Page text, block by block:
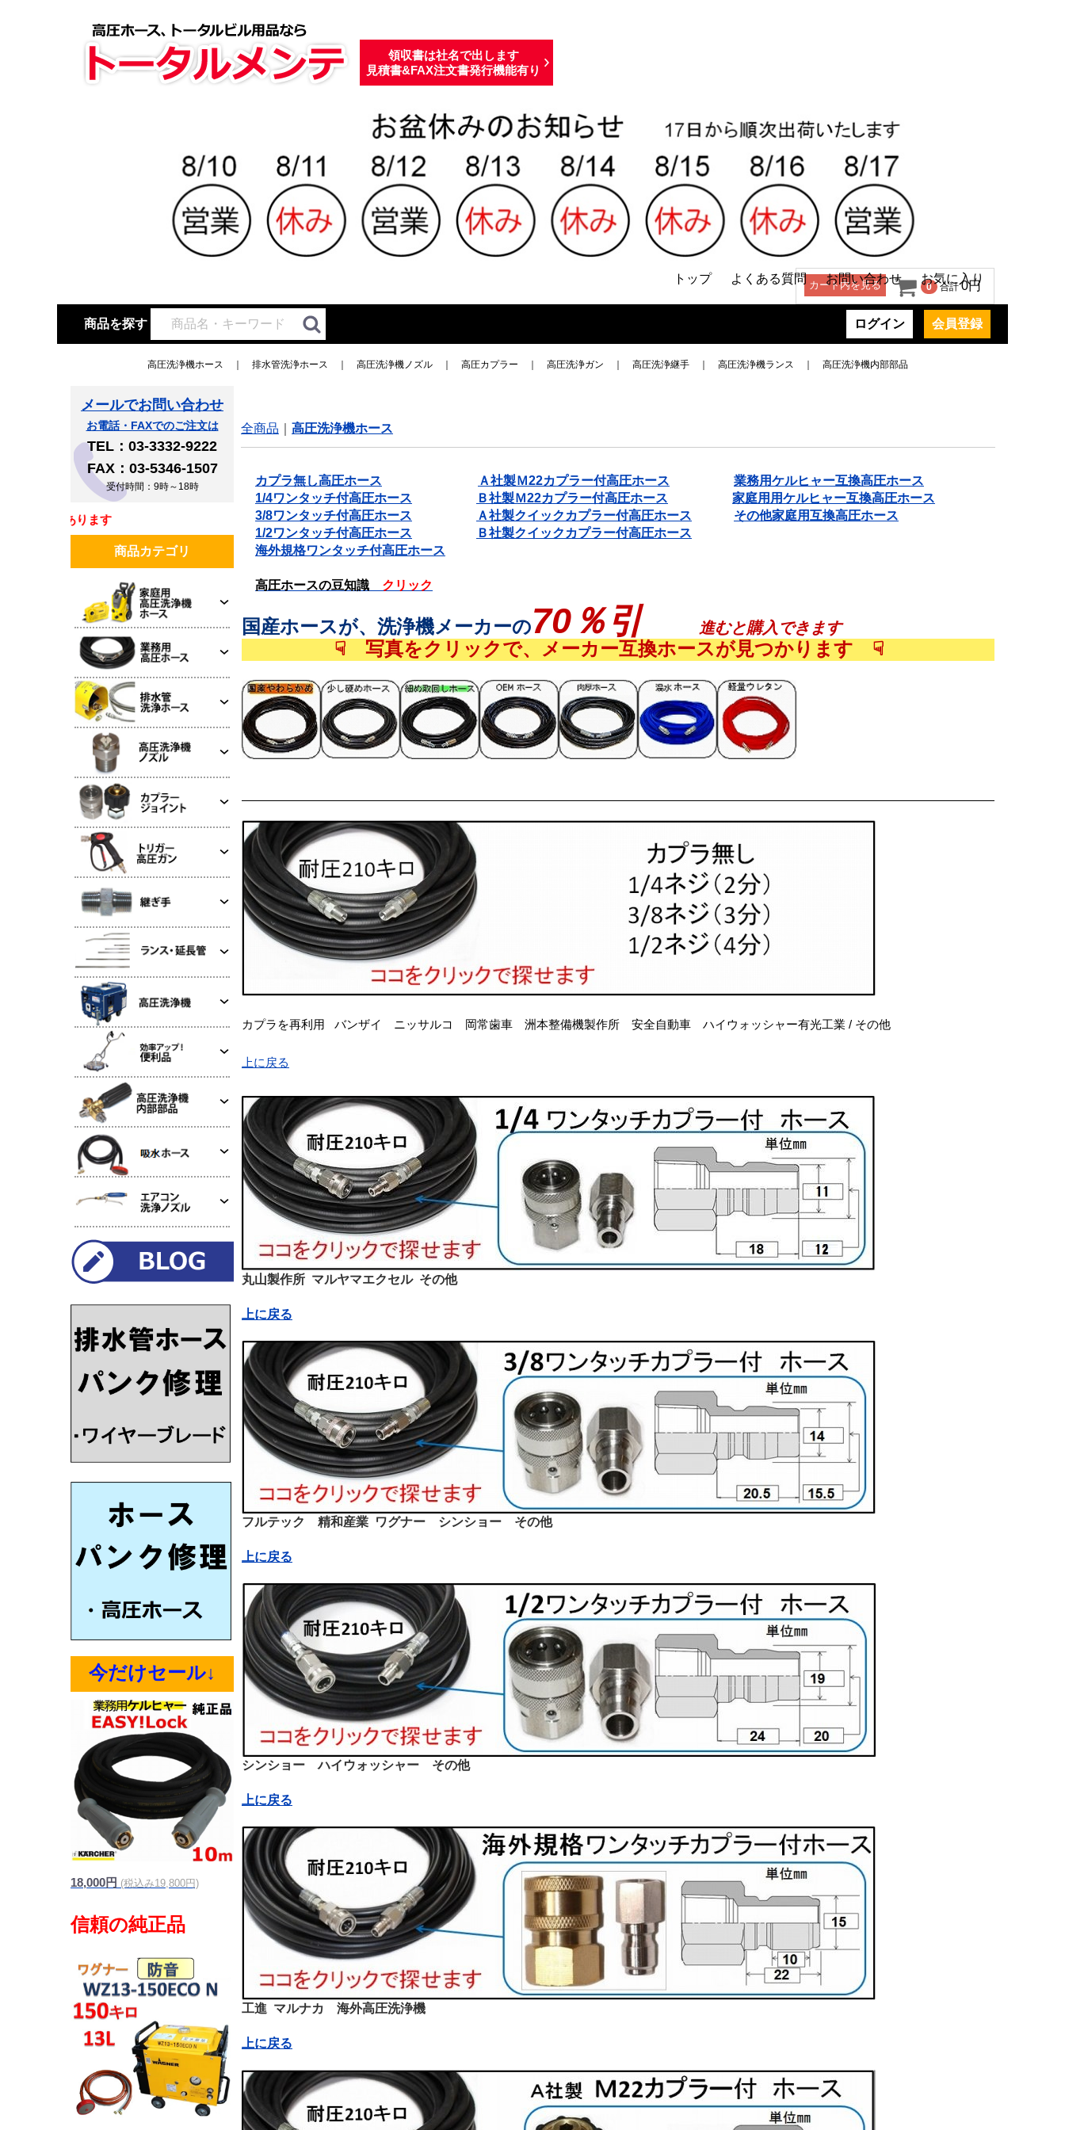
トップ よくある質問 お問い合わせ お気に入り
領収書は社名で出します
見積書&FAX注文書発行機能有り
ログイン 会員登録
カート内を見る 0 合計0円
商品を探す
高圧洗浄機ホース 排水管洗浄ホース 高圧洗浄機ノズル 高圧カプラー 高圧洗浄ガン 高圧洗浄継手 高圧洗浄機ランス 高圧洗浄機内部部品
全商品 高圧洗浄機ホース
カプラ無し高圧ホース Ａ社製Ｍ22カプラー付高圧ホース
業務用ケルヒャー互換高圧ホース
1/4ワンタッチ付高圧ホース Ｂ社製Ｍ22カプラー付高圧ホース
家庭用用ケルヒャー互換高圧ホース
3/8ワンタッチ付高圧ホース Ａ社製クイックカプラー付高圧ホース
その他家庭用互換高圧ホース
1/2ワンタッチ付高圧ホース
Ｂ社製クイックカプラー付高圧ホース
海外規格ワンタッチ付高圧ホース
高圧ホースの豆知識 クリック
国産ホースが、洗浄機メーカーの70％引 進むと購入できます
☟ 写真をクリックで、メーカー互換ホースが見つかります ☟
☟ 写真をクリックで、メーカー互換ホースが見つかります ☟
カプラを再利用 バンザイ ニッサルコ 岡常歯車 洲本整備機製作所 安全自動車 ハイウォッシャー有光工業 / その他
上に戻る
丸山製作所 マルヤマエクセル その他
上に戻る
フルテック 精和産業 ワグナー シンショー その他
上に戻る
シンショー ハイウォッシャー その他
上に戻る
工進 マルナカ 海外高圧洗浄機
上に戻る
メールでお問い合わせ
お電話・FAXでのご注文は
TEL：03-3332-9222
FAX：03-5346-1507
受付時間：9時～18時
インボイスは同梱書類に記載してあります
商品カテゴリ
今だけセール↓
18,000円 (税込み19,800円)